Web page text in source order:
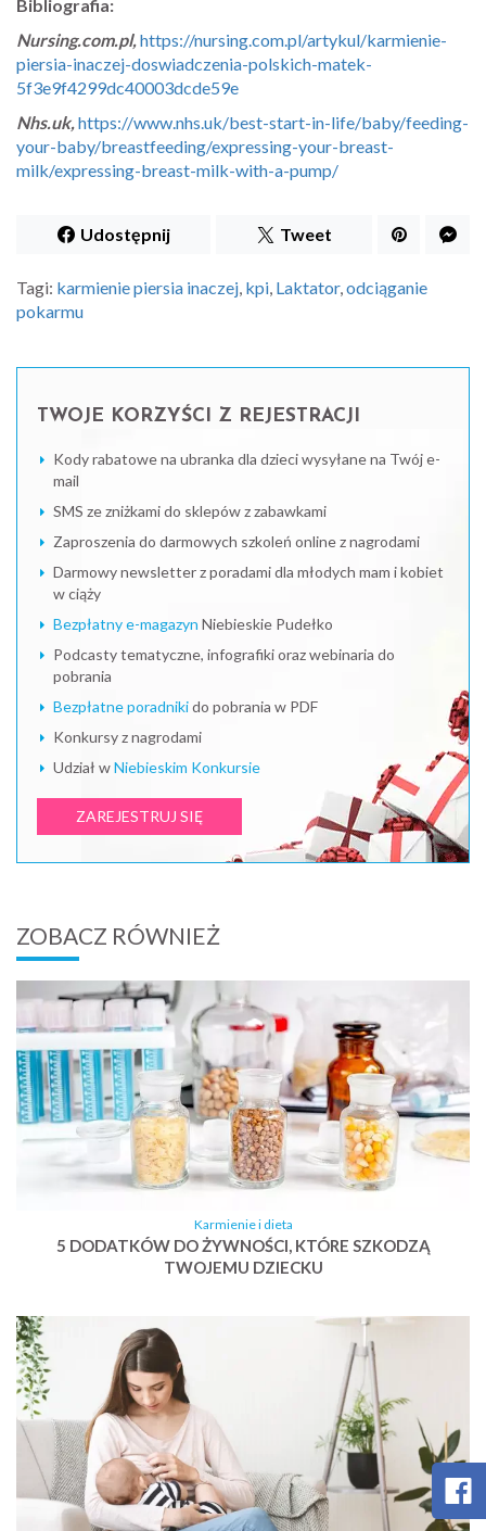
Bibliografia:
Nursing.com.pl,https://nursing.com.pl/artykul/karmienie-
piersia-inaczej-doswiadczenia-polskich-matek-
5f3e9f4299dc40003dcde59e
Nhs.uk,https://www.nhs.uk/best-start-in-life/baby/feeding-
your-baby/breastfeeding/expressing-your-breast-
milk/expressing-breast-milk-with-a-pump/
Udostępnij Tweet
Tagi: karmienie piersia inaczej, kpi, Laktator,odciąganie
pokarmu
TWOJE KORZYŚCI Z REJESTRACJI
Kody rabatowe na ubranka dla dzieci wysyłane na Twój e-
mail
SMS ze zniżkami do sklepów z zabawkami
Zaproszenia do darmowych szkoleń online z nagrodami
Darmowy newsletter z poradami dla młodych mam i kobiet
w ciąży
Bezpłatny e-magazyn Niebieskie Pudełko
Podcasty tematyczne, infografiki oraz webinaria do
pobrania
Bezpłatne poradnikido pobrania w PDF
Konkursy z nagrodami
Udział wNiebieskim Konkursie
ZAREJESTRUJ SIĘ
ZOBACZ RÓWNIEŻ
Karmienie i dieta
5 DODATKÓW DO ŻYWNOŚCI, KTÓRE SZKODZĄ
TWOJEMU DZIECKU